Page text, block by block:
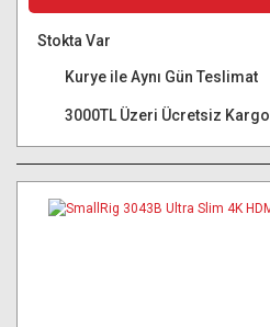
Stokta Var
Kurye ile Aynı Gün Teslimat
3000TL Üzeri Ücretsiz Kargo